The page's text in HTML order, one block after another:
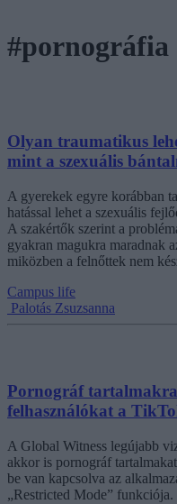
#pornográfia
Olyan traumatikus
mint a szexuális
A gyerekek egyre korábban
hatással lehet a szexuális
A szakértők szerint a
gyakran magukra maradnak
miközben a felnőttek nem
Campus life
Palotás Zsuzsanna
Pornográf
felhasználókat a
A Global Witness legújabb
akkor is pornográf
be van kapcsolva az
„Restricted Mode” funkciója.